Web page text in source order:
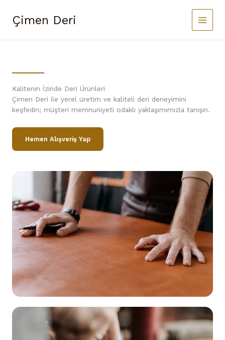
Çimen Deri
Kalitenin İzinde Deri Ürünleri
Çimen Deri ile yerel üretim ve kaliteli deri deneyimini
keşfedin; müşteri memnuniyeti odaklı yaklaşımımızla tanışın.
Hemen Alışveriş Yap